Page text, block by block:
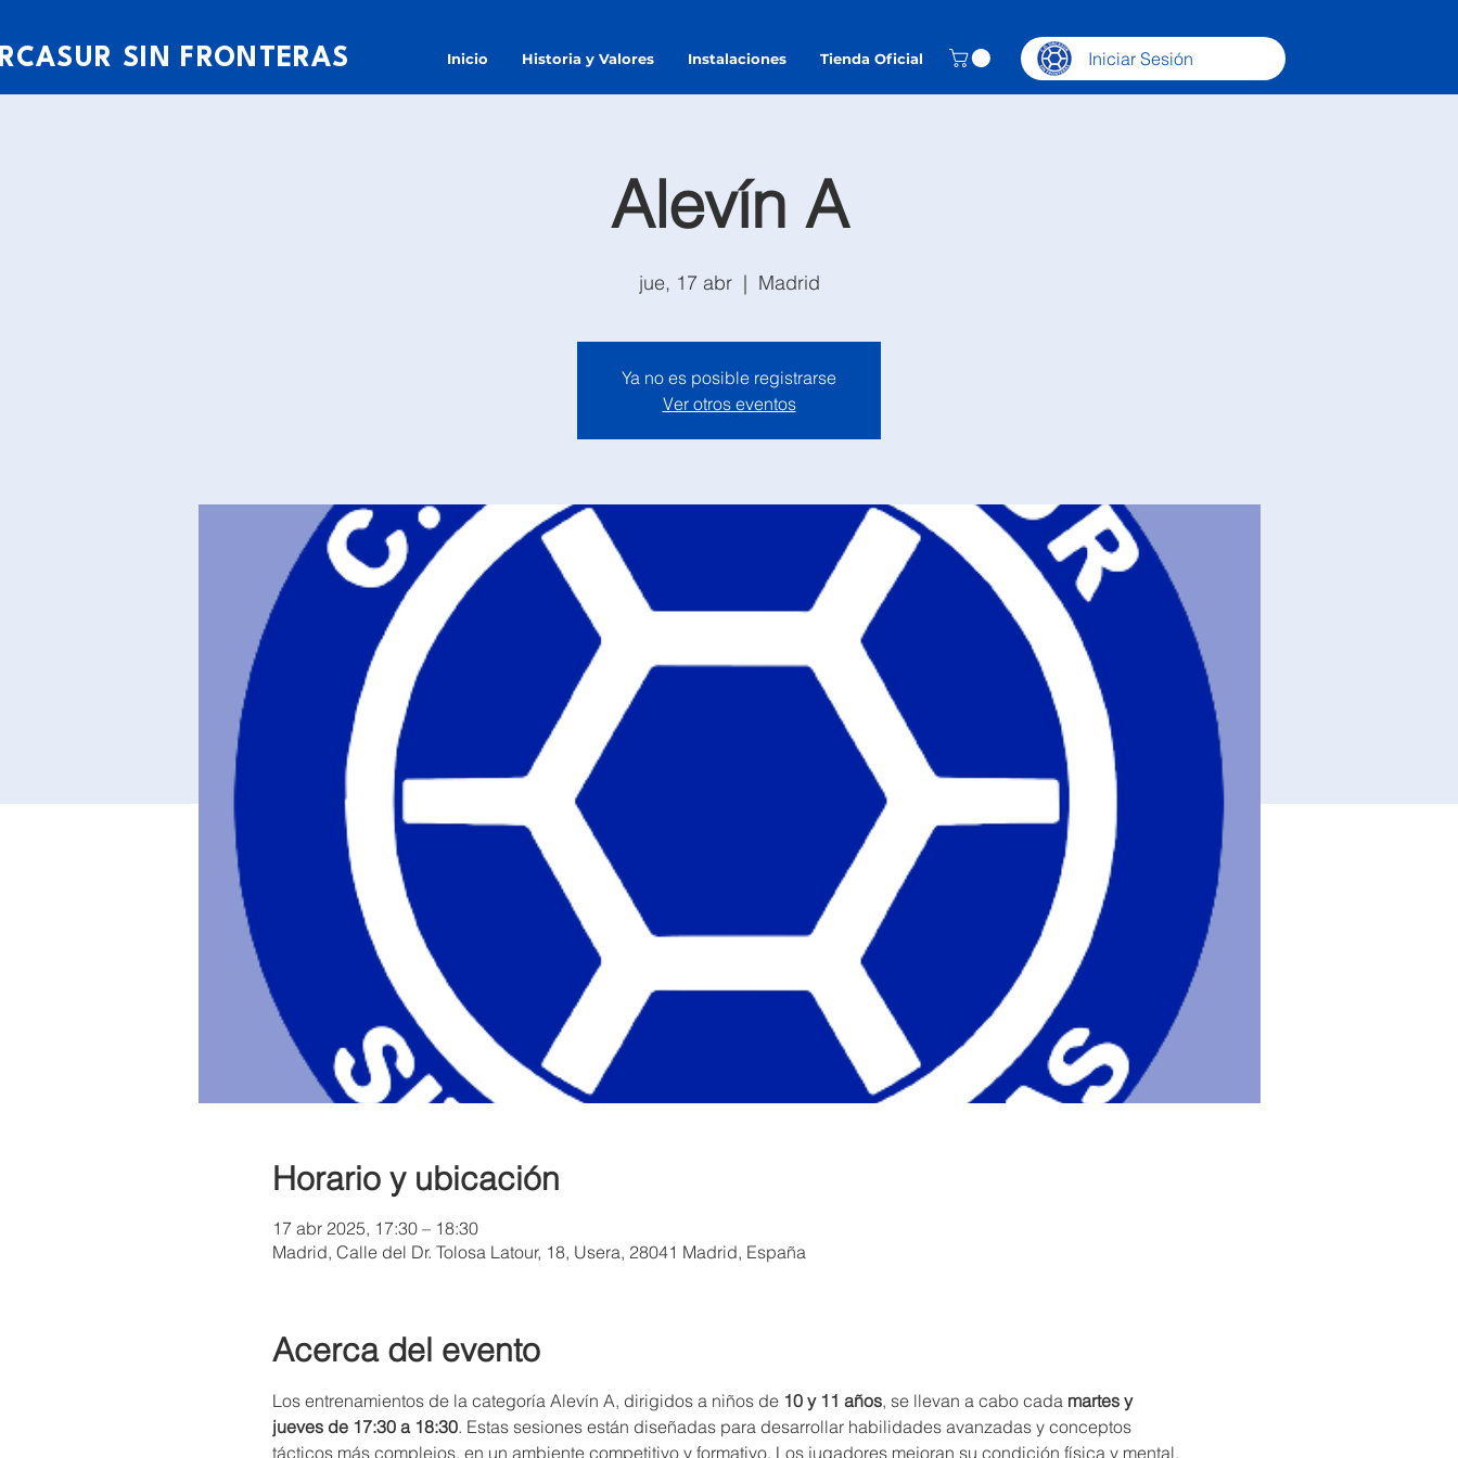
SIN FRONTERAS Inicio Historia y Valores Instalaciones Tienda Oficial Iniciar Sesión
Alevín A
jue, 17 abr
  |
Madrid
Ya no es posible registrarse
Ver otros eventos
Horario y ubicación
17 abr 2025, 17:30 – 18:30
Madrid, Calle del Dr. Tolosa Latour, 18, Usera, 28041 Madrid, España
Acerca del evento
Los entrenamientos de la categoría Alevín A, dirigidos a niños de 10 y 11 años, se llevan a cabo cada martes y
jueves de 17:30 a 18:30. Estas sesiones están diseñadas para desarrollar habilidades avanzadas y conceptos
tácticos más complejos, en un ambiente competitivo y formativo. Los jugadores mejoran su condición física y mental,